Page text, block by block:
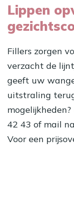
Lippen
Fillers zorgen
verzacht de
geeft uw
uitstraling
42 43 of mail
Voor een